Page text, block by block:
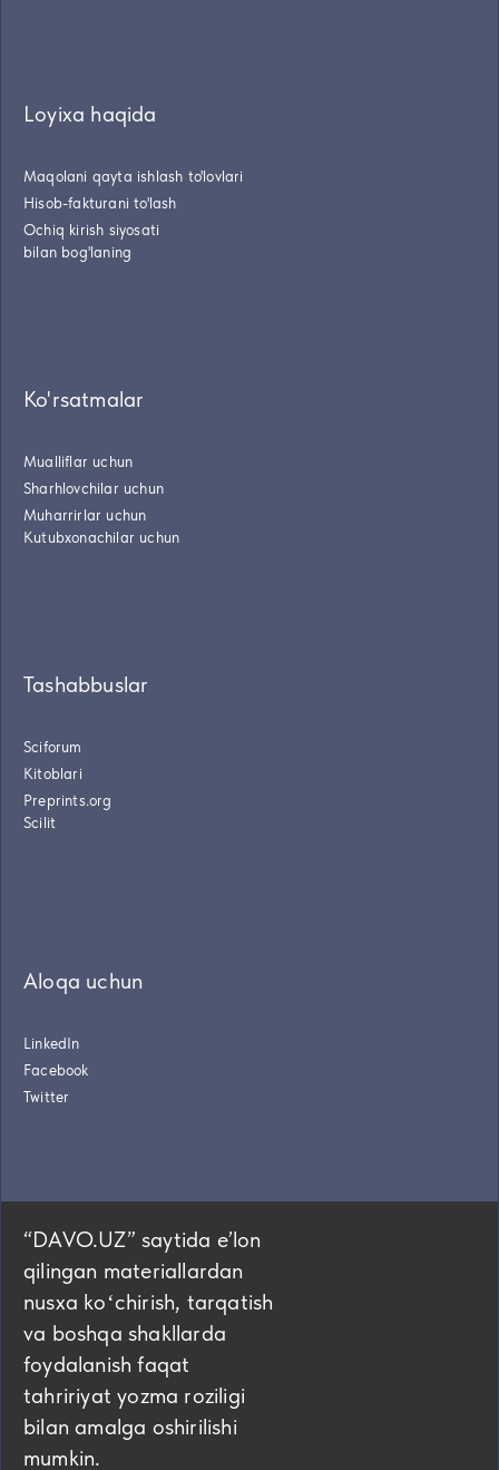
Loyixa haqida
Maqolani qayta ishlash to'lovlari
Hisob-fakturani to'lash
Ochiq kirish siyosati
bilan bog'laning
Ko'rsatmalar
Mualliflar uchun
Sharhlovchilar uchun
Muharrirlar uchun
Kutubxonachilar uchun
Tashabbuslar
Sciforum
Kitoblari
Preprints.org
Scilit
Aloqa uchun
LinkedIn
Facebook
Twitter
“DAVO.UZ” saytida eʼlon
qilingan materiallardan
nusxa koʻchirish, tarqatish
va boshqa shakllarda
foydalanish faqat
tahririyat yozma roziligi
bilan amalga oshirilishi
mumkin.